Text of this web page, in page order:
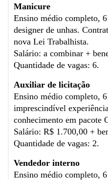
Manicure
Ensino médio completo,
designer de unhas.
nova Lei Trabalhista.
Salário: a combinar +
Quantidade de vagas: 6.
Auxiliar de licitação
Ensino médio completo,
imprescindível
conhecimento em pacote
Salário: R$ 1.700,00 +
Quantidade de vagas: 2.
Vendedor interno
Ensino médio completo,